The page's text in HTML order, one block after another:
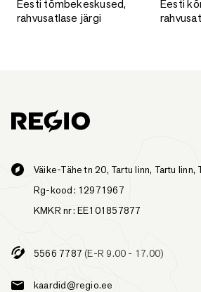
Eesti tõmbekeskused,
rahvusatlase järgi
Eesti
Väike-Tähe tn 20, Tartu linn, Tartu
Rg-kood: 12971967
KMKR nr: EE101857877
5566 7787 (E-R 9.00 - 17.00)
kaardid@regio.ee